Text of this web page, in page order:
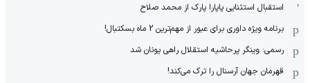
استقبال استثنایی پاپارا پارک از محمد صلاح
برنامه ویژه داوری برای عبور از مهم‌ترین 2 ماه بسکتبال!
رسمی: وینگر پرحاشیه استقلال راهی یونان شد
قهرمان جهان آرسنال را ترک می‌کند!